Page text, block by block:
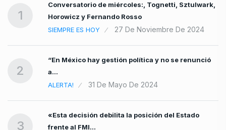
1
Conversatorio de miércoles:, Tognetti, Sztulwark,
Horowicz y Fernando Rosso
SIEMPRE ES HOY
27 De Noviembre De 2024
2
“En México hay gestión política y no se renunció
a…
ALERTA!
31 De Mayo De 2024
3
«Esta decisión debilita la posición del Estado
frente al FMI…